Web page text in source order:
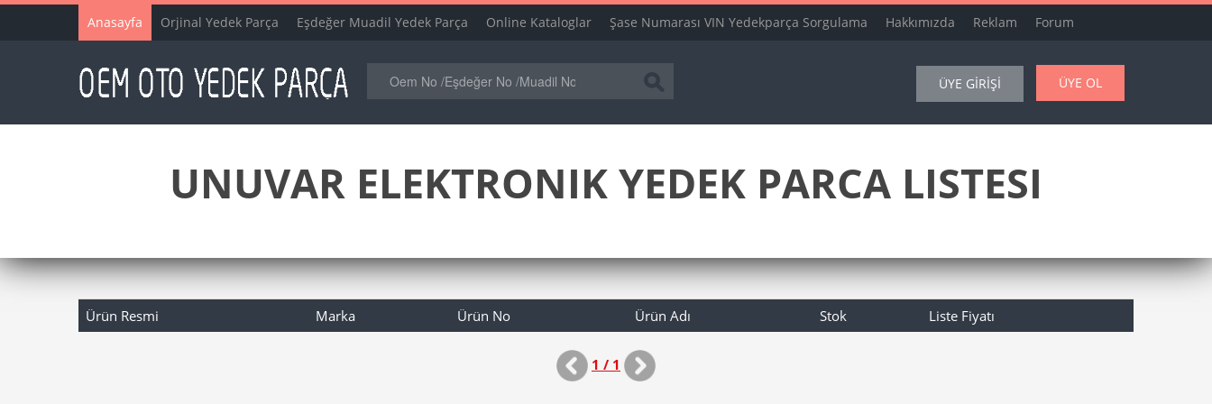
Anasayfa Orjinal Yedek Parça Eşdeğer Muadil Yedek Parça Online Kataloglar Şase Numarası VIN Yedekparça Sorgulama Hakkımızda Reklam Forum
ÜYE GİRİŞİ ÜYE OL
UNUVAR ELEKTRONIK YEDEK PARCA LISTESI
Ürün Resmi Marka Ürün No Ürün Adı Stok Liste Fiyatı
1 / 1